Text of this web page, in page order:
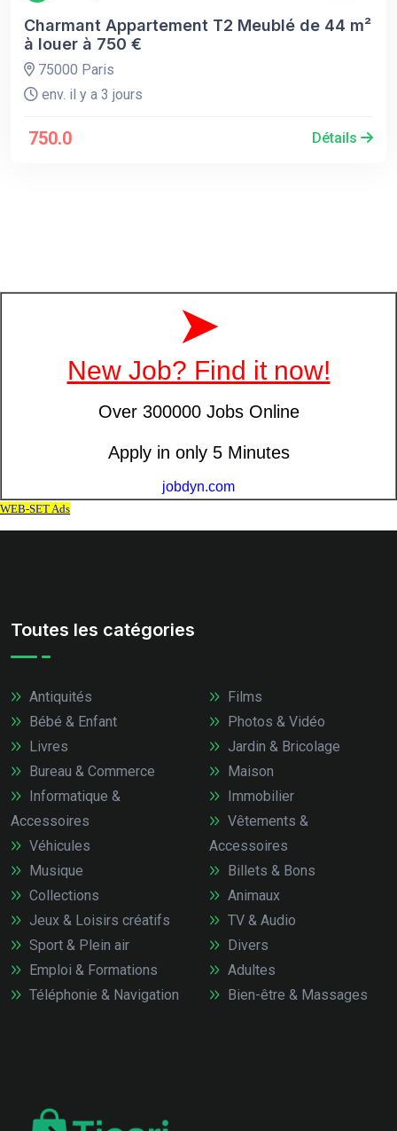
Charmant Appartement T2 Meublé de 44 m²
à louer à 750 €
75000 Paris
env. il y a 3 jours
750.0 Détails
Toutes les catégories
Antiquités
Bébé & Enfant
Livres
Bureau & Commerce
Informatique &
Accessoires
Véhicules
Films
Photos & Vidéo
Jardin & Bricolage
Maison
Immobilier
Vêtements &
Accessoires
Musique
Collections
Jeux & Loisirs créatifs
Sport & Plein air
Emploi & Formations
Téléphonie & Navigation
Billets & Bons
Animaux
TV & Audio
Divers
Adultes
Bien-être & Massages